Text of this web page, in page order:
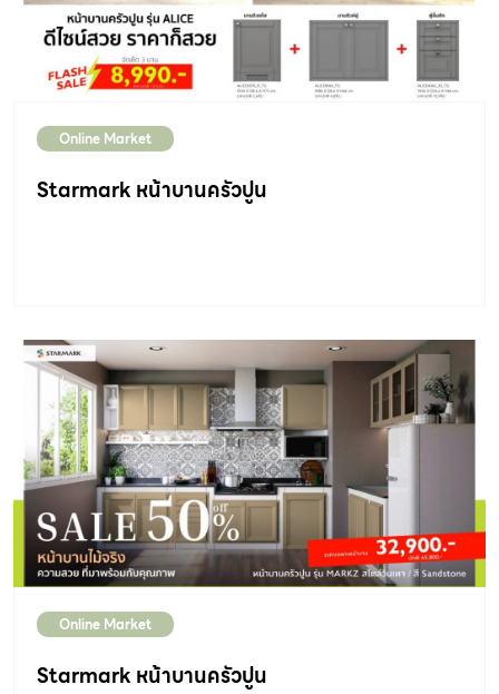
Online Market
Starmark หน้าบานครัวปูน
Online Market
Starmark หน้าบานครัวปูน